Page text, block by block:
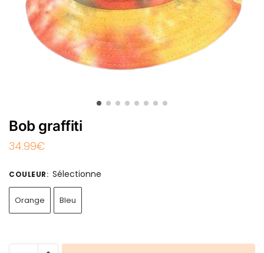
Bob graffiti
34.99€
COULEUR: Sélectionne
Orange Bleu